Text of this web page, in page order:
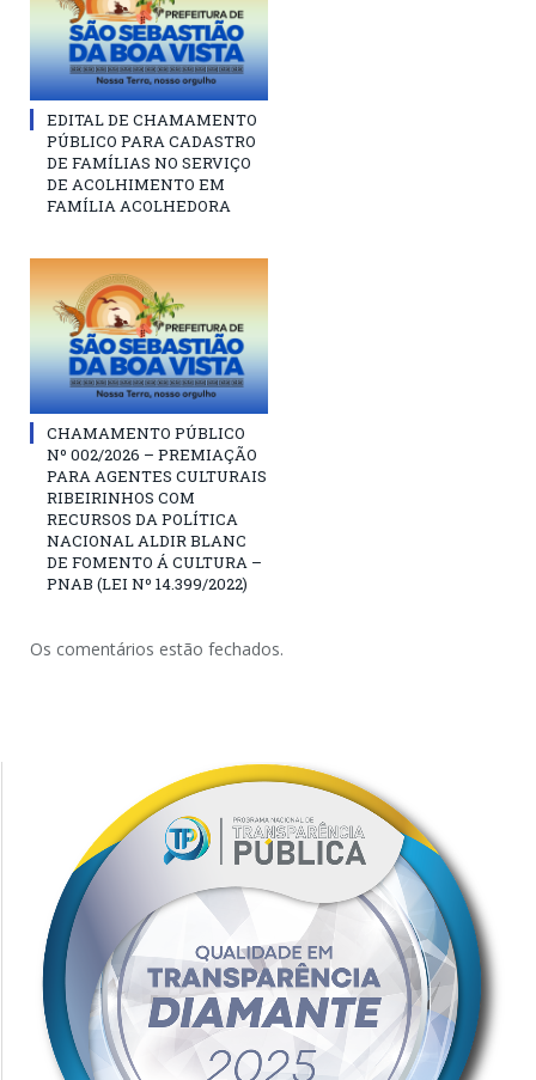
EDITAL DE CHAMAMENTO
PÚBLICO PARA CADASTRO
DE FAMÍLIAS NO SERVIÇO
DE ACOLHIMENTO EM
FAMÍLIA ACOLHEDORA
CHAMAMENTO PÚBLICO
Nº 002/2026 – PREMIAÇÃO
PARA AGENTES CULTURAIS
RIBEIRINHOS COM
RECURSOS DA POLÍTICA
NACIONAL ALDIR BLANC
DE FOMENTO Á CULTURA –
PNAB (LEI Nº 14.399/2022)
Os comentários estão fechados.